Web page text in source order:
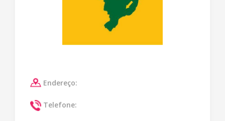
Endereço:
Telefone: